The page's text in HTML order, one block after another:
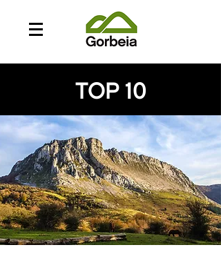
TOP 10